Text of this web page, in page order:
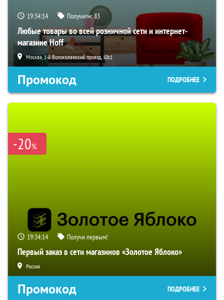
19:34:14 Получили:83
Любые товары во всей розничной сети и интернет-
магазине Hoff
Москва, 1-й Волоколамский проезд, 10с1
Промокод ПОДРОБНЕЕ
-20%
19:34:14 Получи первым!
Первый заказ в сети магазинов «Золотое Яблоко»
Россия
Промокод ПОДРОБНЕЕ